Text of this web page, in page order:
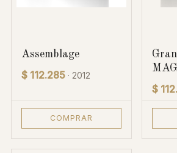
Assemblage
$ 112.285 · 2012
COMPRAR
$